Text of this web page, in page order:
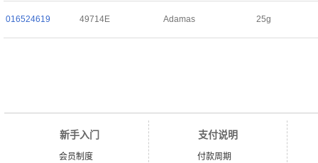
016524619 49714E Adamas 25g
新手入门
会员制度
支付说明
付款周期